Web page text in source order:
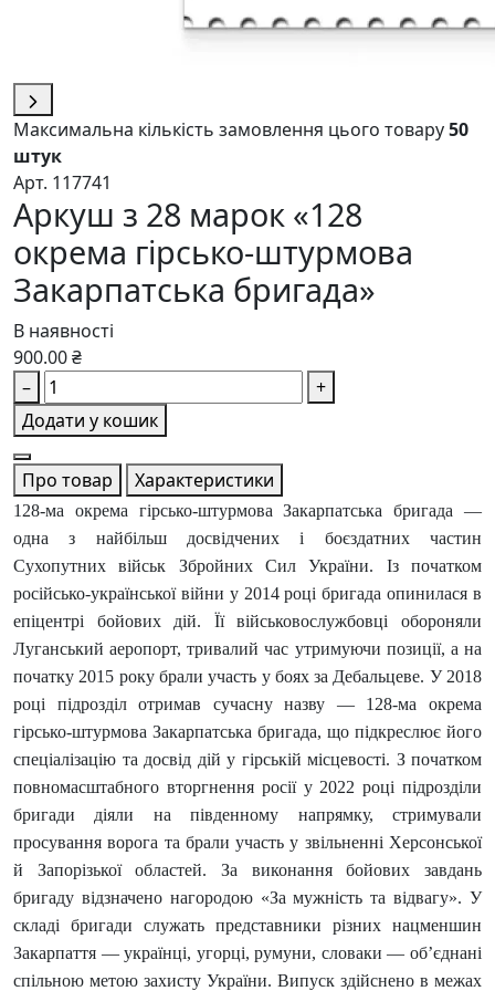
Максимальна кількість замовлення цього товару50
штук
Арт. 117741
Аркуш з 28 марок «128
окрема гірсько-штурмова
Закарпатська бригада»
В наявності
900.00 ₴
–
+
Додати у кошик
Про товар Характеристики
128-ма окрема гірсько-штурмова Закарпатська бригада —
одна з найбільш досвідчених і боєздатних частин
Сухопутних військ Збройних Сил України. Із початком
російсько-української війни у 2014 році бригада опинилася в
епіцентрі бойових дій. Її військовослужбовці обороняли
Луганський аеропорт, тривалий час утримуючи позиції, а на
початку 2015 року брали участь у боях за Дебальцеве. У 2018
році підрозділ отримав сучасну назву — 128-ма окрема
гірсько-штурмова Закарпатська бригада, що підкреслює його
спеціалізацію та досвід дій у гірській місцевості. З початком
повномасштабного вторгнення росії у 2022 році підрозділи
бригади діяли на південному напрямку, стримували
просування ворога та брали участь у звільненні Херсонської
й Запорізької областей. За виконання бойових завдань
бригаду відзначено нагородою «За мужність та відвагу». У
складі бригади служать представники різних нацменшин
Закарпаття — українці, угорці, румуни, словаки — об’єднані
спільною метою захисту України. Випуск здійснено в межах